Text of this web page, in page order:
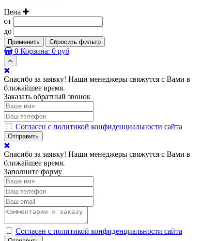
Цена
от
до
Применить Сбросить фильтр
0 Корзина: 0 руб
Спасибо за заявку! Наши менеджеры свяжутся с Вами в
ближайшее время.
Заказать обратный звонок
Согласен с политикой конфиденциальности сайта
Отправить
Спасибо за заявку! Наши менеджеры свяжутся с Вами в
ближайшее время.
Заполните форму
Согласен с политикой конфиденциальности сайта